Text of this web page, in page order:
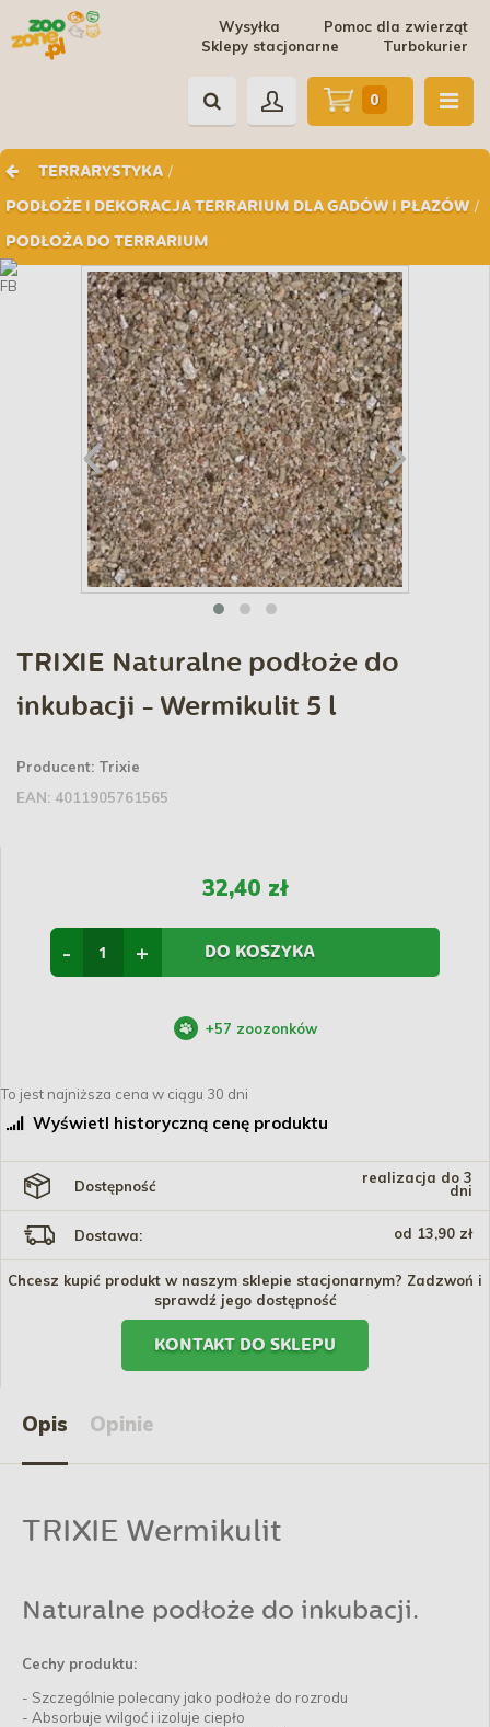
Pomoc dla zwierząt
Wysyłka
Turbokurier
Sklepy stacjonarne
TERRARYSTYKA /
PODŁOŻE I DEKORACJA TERRARIUM DLA GADÓW I PŁAZÓW /
PODŁOŻA DO TERRARIUM
0
TRIXIE Naturalne podłoże do
inkubacji - Wermikulit 5 l
Producent: Trixie
EAN: 4011905761565
32,40 zł
+
- DO KOSZYKA
+57 zoozonków
To jest najniższa cena w ciągu 30 dni
Wyświetl historyczną cenę produktu
Dostępność
realizacja do 3
dni
Dostawa: od 13,90 zł
Chcesz kupić produkt w naszym sklepie stacjonarnym? Zadzwoń i
sprawdź jego dostępność
KONTAKT DO SKLEPU
Opis Opinie
TRIXIE Wermikulit
Naturalne podłoże do inkubacji.
Cechy produktu:
- Szczególnie polecany jako podłoże do rozrodu
- Absorbuje wilgoć i izoluje ciepło